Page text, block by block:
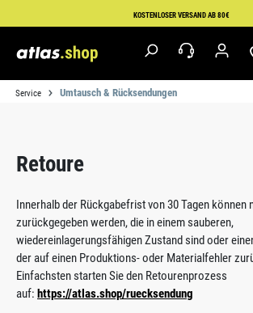
Zum Hauptinhalt springenKOSTENLOSER VERSAND AB 80€
Service Umtausch & Rücksendungen
Retoure
Innerhalb der Rückgabefrist von 30 Tagen können
zurückgegeben werden, die in einem sauberen,
wiedereinlagerungsfähigen Zustand sind oder
der auf einen Produktions- oder Materialfehler
Einfachsten starten Sie den Retourenprozess
auf: https://atlas.shop/ruecksendung